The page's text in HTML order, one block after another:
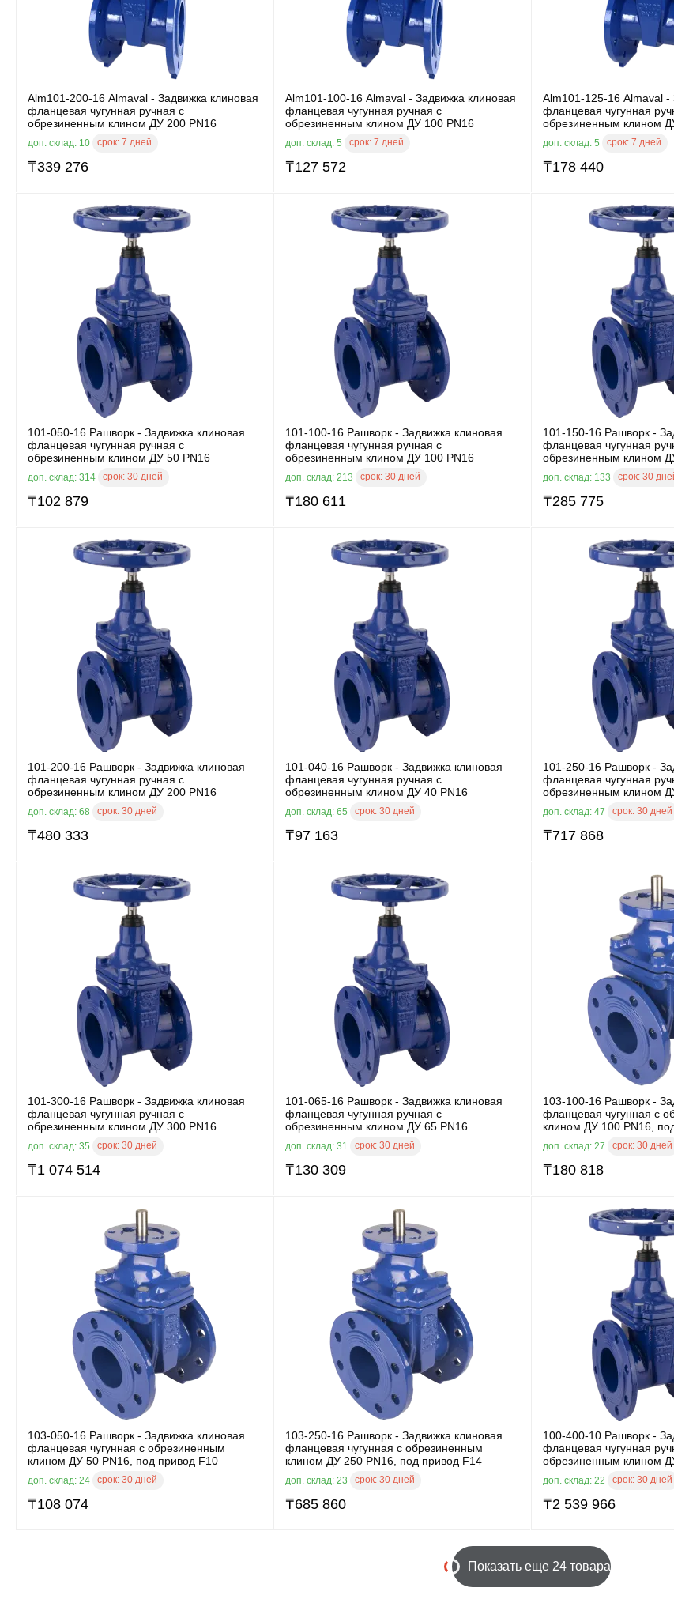
Alm101-200-16 Almaval - Задвижка клиновая
фланцевая чугунная ручная с
обрезиненным клином ДУ 200 PN16
доп. склад: 10 срок: 7 дней
₸339 276
Alm101-100-16 Almaval - Задвижка клиновая
фланцевая чугунная ручная с
обрезиненным клином ДУ 100 PN16
доп. склад: 5 срок: 7 дней
₸127 572
Alm101-125-16 Almaval -
фланцевая чугунная
обрезиненным клином
доп. склад: 5 срок: 7 дней
₸178 440
101-050-16 Рашворк - Задвижка клиновая
фланцевая чугунная ручная с
обрезиненным клином ДУ 50 PN16
доп. склад: 314 срок: 30 дней
₸102 879
101-100-16 Рашворк - Задвижка клиновая
фланцевая чугунная ручная с
обрезиненным клином ДУ 100 PN16
доп. склад: 213 срок: 30 дней
₸180 611
101-150-16 Рашворк -
фланцевая чугунная
обрезиненным клином
доп. склад: 133 срок: 30
₸285 775
101-200-16 Рашворк - Задвижка клиновая
фланцевая чугунная ручная с
обрезиненным клином ДУ 200 PN16
доп. склад: 68 срок: 30 дней
₸480 333
101-040-16 Рашворк - Задвижка клиновая
фланцевая чугунная ручная с
обрезиненным клином ДУ 40 PN16
доп. склад: 65 срок: 30 дней
₸97 163
101-250-16 Рашворк -
фланцевая чугунная
обрезиненным клином
доп. склад: 47 срок: 30 дней
₸717 868
101-300-16 Рашворк - Задвижка клиновая
фланцевая чугунная ручная с
обрезиненным клином ДУ 300 PN16
доп. склад: 35 срок: 30 дней
₸1 074 514
101-065-16 Рашворк - Задвижка клиновая
фланцевая чугунная ручная с
обрезиненным клином ДУ 65 PN16
доп. склад: 31 срок: 30 дней
₸130 309
103-100-16 Рашворк -
фланцевая чугунная с
клином ДУ 100 PN16,
доп. склад: 27 срок: 30 дней
₸180 818
103-050-16 Рашворк - Задвижка клиновая
фланцевая чугунная с обрезиненным
клином ДУ 50 PN16, под привод F10
доп. склад: 24 срок: 30 дней
₸108 074
103-250-16 Рашворк - Задвижка клиновая
фланцевая чугунная с обрезиненным
клином ДУ 250 PN16, под привод F14
доп. склад: 23 срок: 30 дней
₸685 860
100-400-10 Рашворк -
фланцевая чугунная
обрезиненным клином
доп. склад: 22 срок: 30 дней
₸2 539 966
Показать еще 24 товара